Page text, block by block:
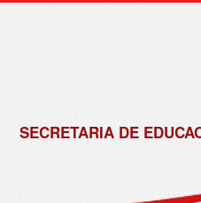
SECRETARIA DE
de